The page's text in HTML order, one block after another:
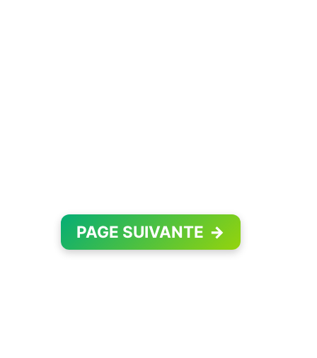
PAGE SUIVANTE →